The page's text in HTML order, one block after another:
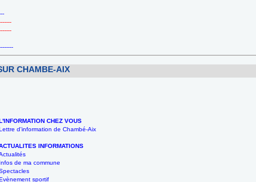
CHAMBE-AIX
CHEZ VOUS
d'information de Chambé-Aix
INFORMATIONS
Infos de ma commune
sportif